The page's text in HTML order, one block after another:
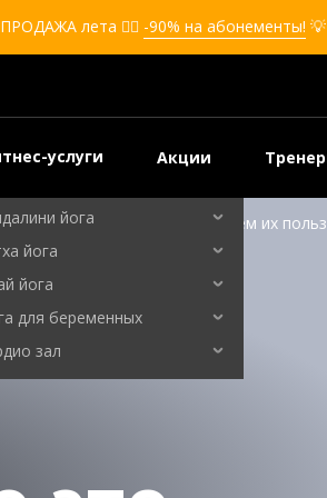
лета ❤️‍🔥 -90% на абонементы! 💡
услуги
для девушек
для детей
для девушек
для детей
йога
йога
йога
для беременных
зал
Акции
у них вкус, с чем их едят и в чем их